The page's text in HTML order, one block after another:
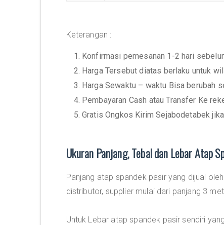
Keterangan :
1. Konfirmasi pemesanan 1-2 hari
2. Harga Tersebut diatas berlaku untuk
3. Harga Sewaktu – waktu Bisa berubah
4. Pembayaran Cash atau Transfer Ke
5. Gratis Ongkos Kirim Sejabodetabek
Ukuran Panjang, Tebal dan Lebar Atap
Panjang atap spandek pasir yang dijual
distributor, supplier mulai dari panjang 3
Untuk Lebar atap spandek pasir sendiri